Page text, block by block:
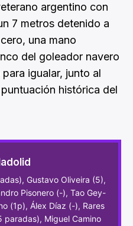
argentino con
7 metros detenido a
una mano
del goleador navero
igualar, junto al
histórica del
Gustavo Oliveira (5),
Pisonero (-), Tao Gey-
(1p), Álex Díaz (-), Rares
paradas), Miguel Camino